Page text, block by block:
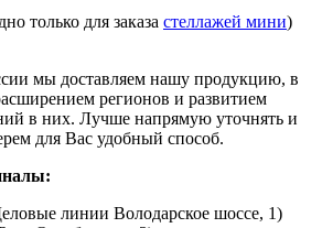
только для заказа стеллажей мини)
мы доставляем нашу продукцию, в
регионов и развитием
в них. Лучше напрямую уточнять и
для Вас удобный способ.
линии Володарское шоссе, 1)